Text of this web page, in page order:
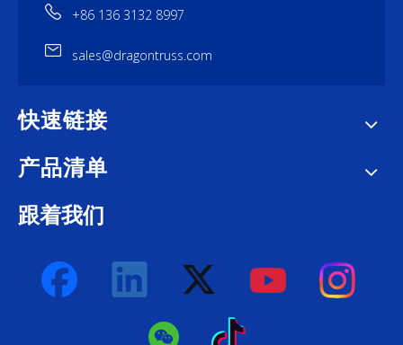
+86 136 3132 8997
sales@dragontruss.com
快速链接
产品清单
跟着我们